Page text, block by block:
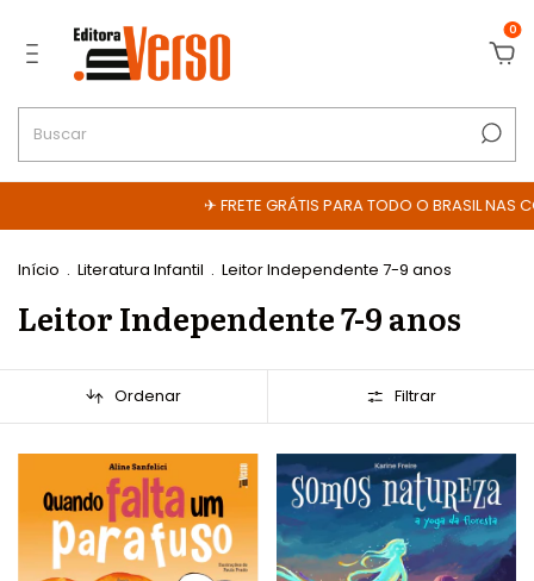
0
✈ FRETE GRÁTIS PARA TODO O BRASIL NAS COMPRAS
Início . Literatura Infantil . Leitor Independente 7-9 anos
Leitor Independente 7-9 anos
Ordenar Filtrar